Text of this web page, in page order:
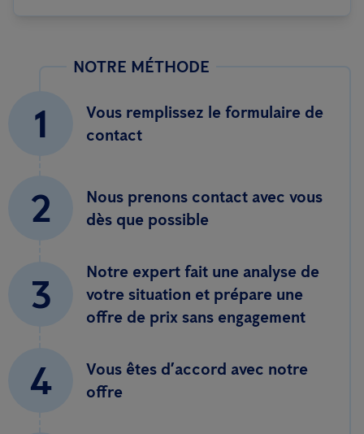
NOTRE MÉTHODE
1
Vous remplissez le formulaire de
contact
2
Nous prenons contact avec vous
dès que possible
3
Notre expert fait une analyse de
votre situation et prépare une
offre de prix sans engagement
4
Vous êtes d’accord avec notre
offre